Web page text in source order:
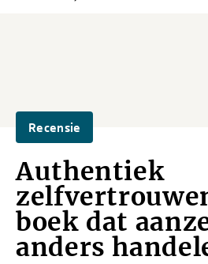
Recensie
Authentiek
boek dat
anders